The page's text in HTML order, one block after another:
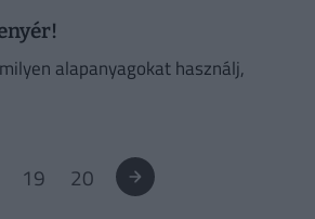
alapanyagokat használj,
19 20